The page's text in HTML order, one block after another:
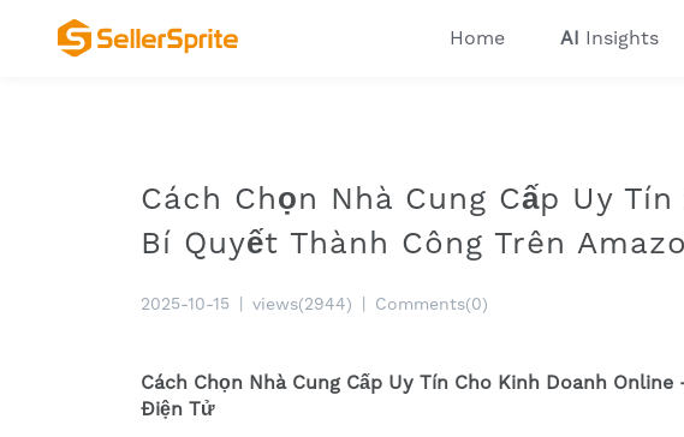
Home AI Insights
Cách Chọn Nhà Cung Cấp Uy
Bí Quyết Thành Công Trên
2025-10-15 views(2944) Comments(0)
Cách Chọn Nhà Cung Cấp Uy Tín Cho Kinh Doanh
Điện Tử